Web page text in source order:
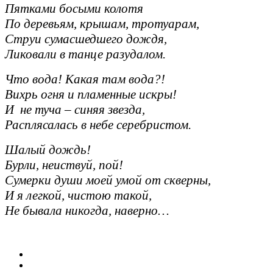
Пятками босыми колотя
По деревьям, крышам, тротуарам,
Струи сумасшедшего дождя,
Ликовали в танце разудалом.
Что вода! Какая там вода?!
Вихрь огня и пламенные искры!
И не туча – синяя звезда,
Расплясалась в небе серебристом.
Шалый дождь!
Бурли, неиствуй, пой!
Сумерки души моей умой от скверны,
И я легкой, чистою такой,
Не бывала никогда, наверно…